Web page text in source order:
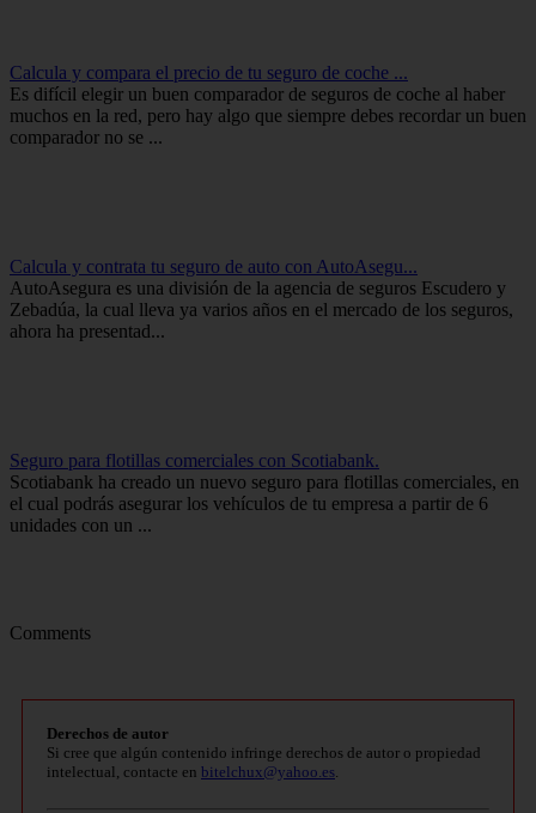
Calcula y compara el precio de tu seguro de coche ...
Es difícil elegir un buen comparador de seguros de coche al haber
muchos en la red, pero hay algo que siempre debes recordar un buen
comparador no se ...
Calcula y contrata tu seguro de auto con AutoAsegu...
AutoAsegura es una división de la agencia de seguros Escudero y
Zebadúa, la cual lleva ya varios años en el mercado de los seguros,
ahora ha presentad...
Seguro para flotillas comerciales con Scotiabank.
Scotiabank ha creado un nuevo seguro para flotillas comerciales, en
el cual podrás asegurar los vehículos de tu empresa a partir de 6
unidades con un ...
Comments
Derechos de autor
Si cree que algún contenido infringe derechos de autor o propiedad
intelectual, contacte en bitelchux@yahoo.es